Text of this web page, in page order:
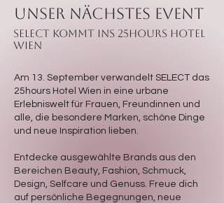
unser nächstes event
SELECT kommt ins 25hours Hotel
Wien
Am 13. September verwandelt SELECT das
25hours Hotel Wien in eine urbane
Erlebniswelt für Frauen, Freundinnen und
alle, die besondere Marken, schöne Dinge
und neue Inspiration lieben.
Entdecke ausgewählte Brands aus den
Bereichen Beauty, Fashion, Schmuck,
Design, Selfcare und Genuss. Freue dich
auf persönliche Begegnungen, neue